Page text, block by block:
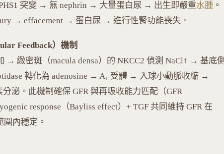
突變 → 無 nephrin → 大量蛋白尿 → 出生即嚴重水腫 。
→ effacement → 蛋白尿 → 進行性腎功能喪失。
Feedback）機制
→ 緻密斑（macula densa）的 NKCC2 偵測 NaCl↑ → 基底側
轉化為 adenosine → A₁ 受體 → 入球小動脈收縮 →
泌。此機制確保 GFR 與再吸收能力匹配（GFR
response（Bayliss effect）+ TGF 共同維持 GFR 在
圍內穩定。